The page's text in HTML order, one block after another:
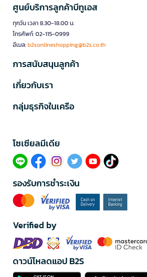
ศูนย์บริการลูกค้าบีทูเอส
ทุกวัน เวลา 8.30-18.00 น.
โทรศัพท์: 02-115-0999
อีเมล:b2sonlineshopping@b2s.co.th
การสนับสนุนลูกค้า
เกี่ยวกับเรา
กลุ่มธุรกิจในเครือ
โซเซียลมีเดีย​
รองรับการชำระเงิน
Verified by
ดาวน์โหลดแอป B2S